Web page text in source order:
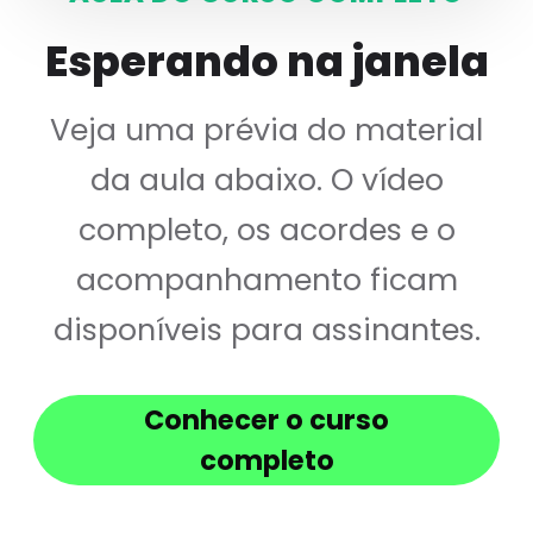
Esperando na janela
Veja uma prévia do material
da aula abaixo. O vídeo
completo, os acordes e o
acompanhamento ficam
disponíveis para assinantes.
Conhecer o curso
completo